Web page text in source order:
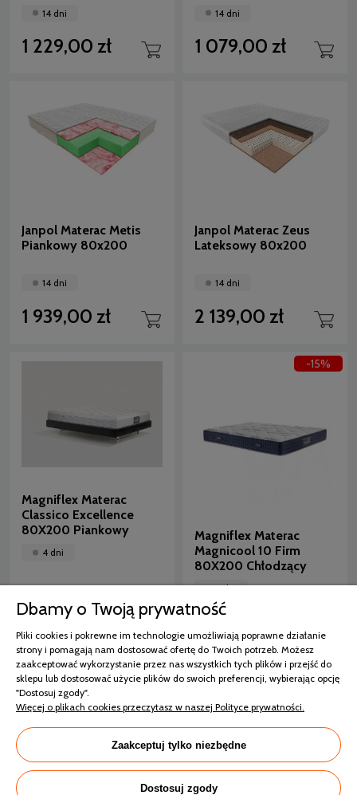
14 dni
1 229,00 zł
14 dni
1 079,00 zł
Janpol Materac Metis
Piankowy 80x200
14 dni
1 939,00 zł
Janpol Materac Zeus
Lateksowy 80x200
14 dni
2 139,00 zł
Magniflex Materac
Classico Excellence
80X200 Piankowy
4 dni
3 140,00 zł
Magniflex Materac
Magnicool 10 Firm
80X200 Chłodzący
4 dni
2 885,00 zł
3 395,00 zł
-15%
Dbamy o Twoją prywatność
Pliki cookies i pokrewne im technologie umożliwiają poprawne działanie
strony i pomagają nam dostosować ofertę do Twoich potrzeb. Możesz
zaakceptować wykorzystanie przez nas wszystkich tych plików i przejść do
sklepu lub dostosować użycie plików do swoich preferencji, wybierając opcję
"Dostosuj zgody".
Więcej o plikach cookies przeczytasz w naszej Polityce prywatności.
Zaakceptuj tylko niezbędne
Dostosuj zgody